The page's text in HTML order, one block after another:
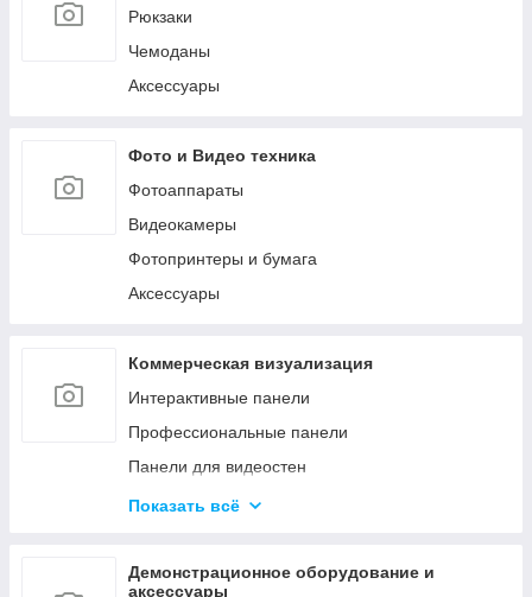
Рюкзаки
Чемоданы
Аксессуары
Фото и Видео техника
Фотоаппараты
Видеокамеры
Фотопринтеры и бумага
Аксессуары
Коммерческая визуализация
Интерактивные панели
Профессиональные панели
Панели для видеостен
Интерактивные мониторы
Управление сигналом
Показать всё
Демонстрационное оборудование и
аксессуары